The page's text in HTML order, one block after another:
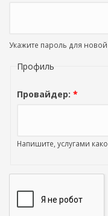
Укажите пароль для
Профиль
Провайдер: *
Напишите, услугами